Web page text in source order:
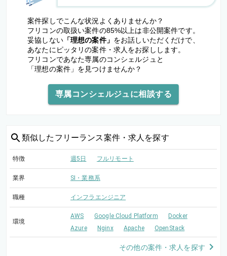
案件探しでこんな状況よくありませんか？
フリコンの取扱い案件の85%以上は非公開案件です。
妥協しない「理想の案件」 をお話しいただくだけで、
あなたにピッタリの案件・求人をお探しします。
フリコンであなた専属のコンシェルジュと
「理想の案件」を見つけませんか？
専属コンシェルジュに相談する
類似した フリーランス案件・求人を探す
特徴 週5日 フルリモート
業界 SI・業務系
職種 インフラエンジニア
環境
AWS Google Cloud Platform
Docker
Azure
Nginx Apache OpenStack
その他の案件・求人を探す